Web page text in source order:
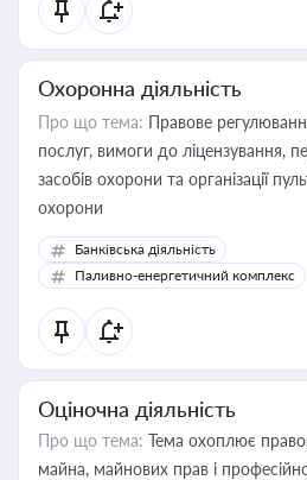
Охоронна діяльність
Про що тема: Правове
послуг, вимоги до ліцензування,
засобів охорони та організації
охорони
Банківська діяльність
Паливно-енергетичний комплекс
Оціночна діяльність
Про що тема: Тема охоплює
майна, майнових прав і